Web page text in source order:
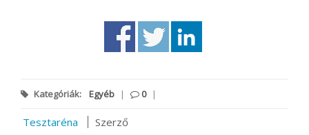
Kategóriák: Egyéb | 0 |
Tesztaréna
Szerző